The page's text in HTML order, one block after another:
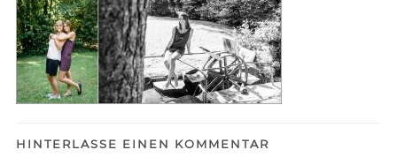
HINTERLASSE EINEN KOMMENTAR